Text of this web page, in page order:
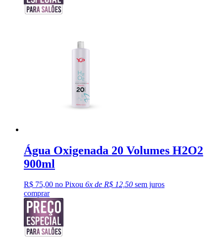
Água Oxigenada 20 Volumes H2O2
900ml
R$ 75,00 no Pixou 6x de R$ 12,50 sem juros
comprar